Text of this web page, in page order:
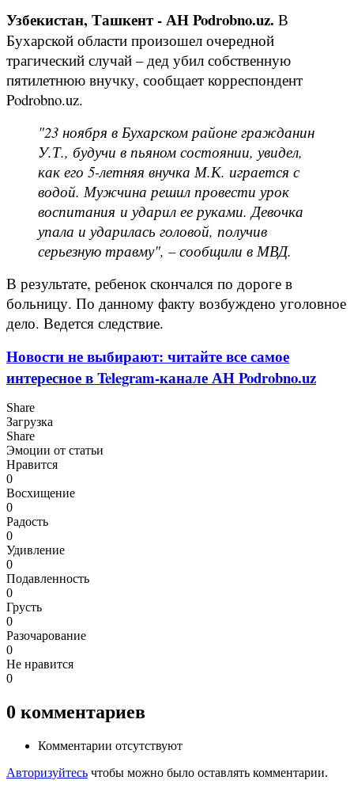
Узбекистан, Ташкент - АН Podrobno.uz. В
Бухарской области произошел очередной
трагический случай – дед убил собственную
пятилетнюю внучку, сообщает корреспондент
Podrobno.uz.
"23 ноября в Бухарском районе гражданин
У.Т., будучи в пьяном состоянии, увидел,
как его 5-летняя внучка М.К. играется с
водой. Мужчина решил провести урок
воспитания и ударил ее руками. Девочка
упала и ударилась головой, получив
серьезную травму", – сообщили в МВД.
В результате, ребенок скончался по дороге в
больницу. По данному факту возбуждено уголовное
дело. Ведется следствие.
Новости не выбирают: читайте все самое
интересное в Telegram-канале АН Podrobno.uz
Share
Загрузка
Share
Эмоции от статьи
Нравится
0
Восхищение
0
Радость
0
Удивление
0
Подавленность
0
Грусть
0
Разочарование
0
Не нравится
0
0 комментариев
Комментарии отсутствуют
Авторизуйтесь чтобы можно было оставлять комментарии.